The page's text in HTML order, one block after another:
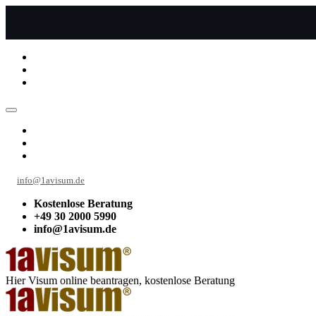
info@1avisum.de
Kostenlose Beratung
+49 30 2000 5990
info@1avisum.de
Hier Visum online beantragen, kostenlose Beratung